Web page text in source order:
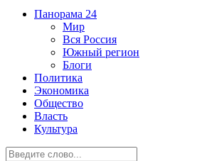
Панорама 24
Мир
Вся Россия
Южный регион
Блоги
Политика
Экономика
Общество
Власть
Культура